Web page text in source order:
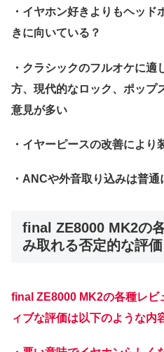
・イヤホン好きよりもヘッ
きに向いている？
・クラシックのフルオケに
方、現代的なロック、ポップ
意見が多い
・イヤーピースの改善により
・ANCや外音取り込みは普
final ZE8000 MK2の
み取れる否定的な評価
final ZE8000 MK2の各種レビ
ィブな評価は以下のような内